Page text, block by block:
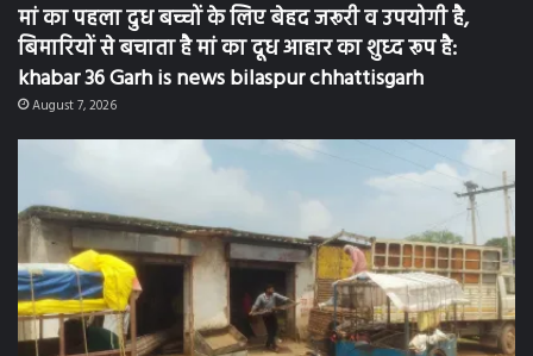
मां का पहला दुध बच्चों के लिए बेहद जरूरी व उपयोगी है,
बिमारियों से बचाता है मां का दूध आहार का शुध्द रूप है:
khabar 36 Garh is news bilaspur chhattisgarh
August 7, 2026